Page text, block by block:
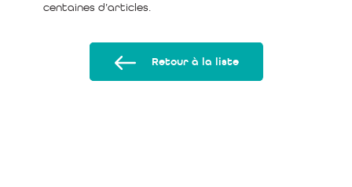
centaines d’articles.
Retour à la liste